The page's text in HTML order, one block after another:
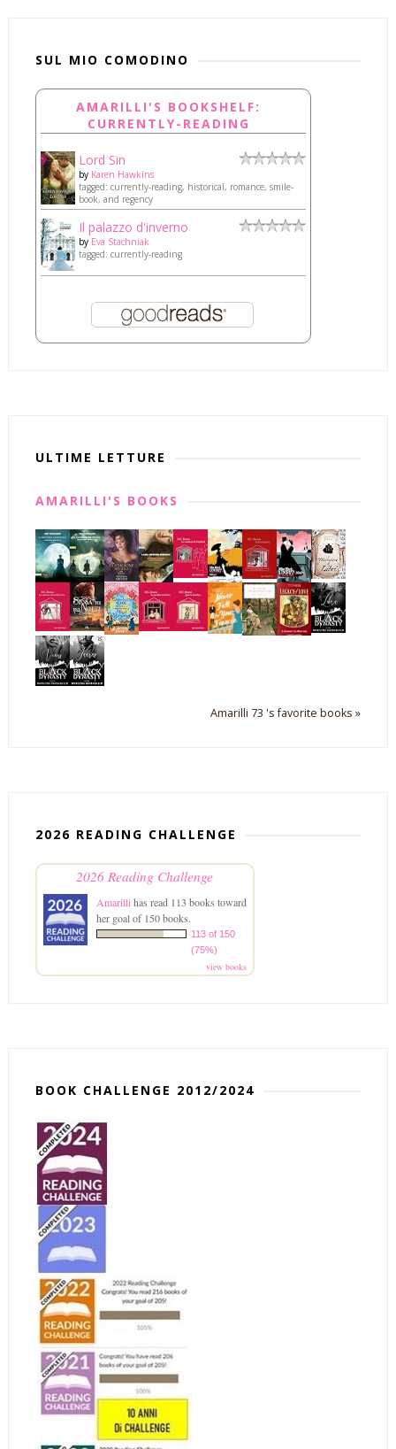
SUL MIO COMODINO
AMARILLI'S BOOKSHELF:
CURRENTLY-READING
Lord Sin
by Karen Hawkins
tagged: currently-reading, historical, romance, smile-
book, and regency
Il palazzo d'inverno
by Eva Stachniak
tagged: currently-reading
ULTIME LETTURE
AMARILLI'S BOOKS
Amarilli 73 's favorite books »
2026 READING CHALLENGE
2026 Reading Challenge
Amarillihas read 113 books toward
her goal of 150 books.
113 of 150
(75%)
view books
BOOK CHALLENGE 2012/2024